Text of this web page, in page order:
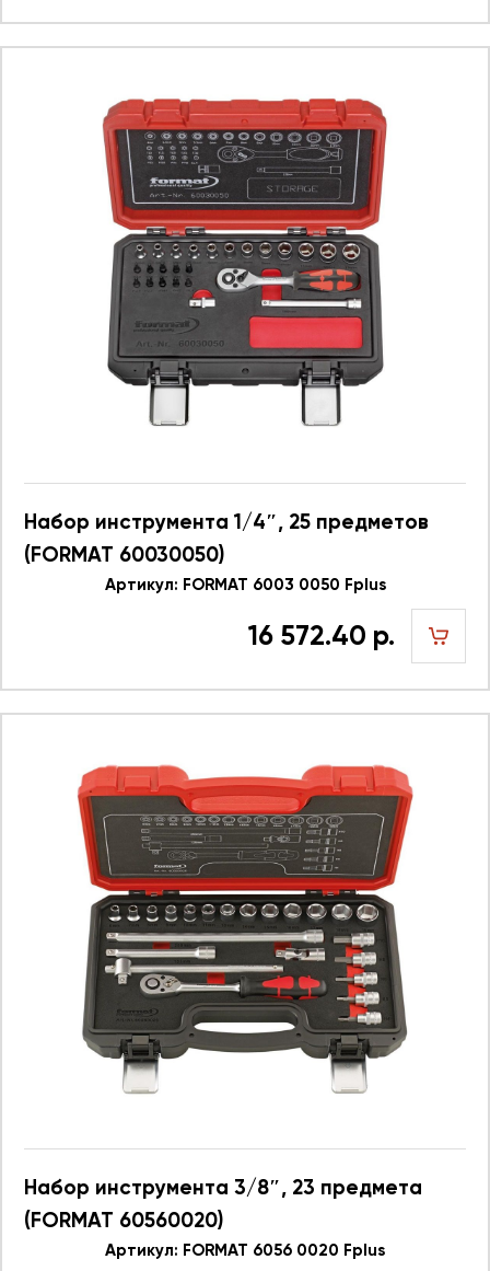
Набор инструмента 1/4″, 25 предметов
(FORMAT 60030050)
Артикул: FORMAT 6003 0050 Fplus
16 572.40 р.
Набор инструмента 3/8″, 23 предмета
(FORMAT 60560020)
Артикул: FORMAT 6056 0020 Fplus